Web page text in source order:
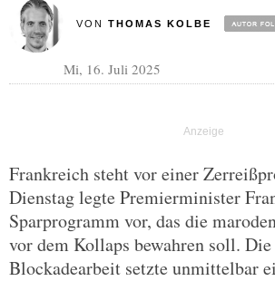
VON THOMAS KOLBE
Mi, 16. Juli 2025
Frankreich steht vor einer
Dienstag legte Premierminister
Sparprogramm vor, das die
vor dem Kollaps bewahren soll.
Blockadearbeit setzte unmittelbar